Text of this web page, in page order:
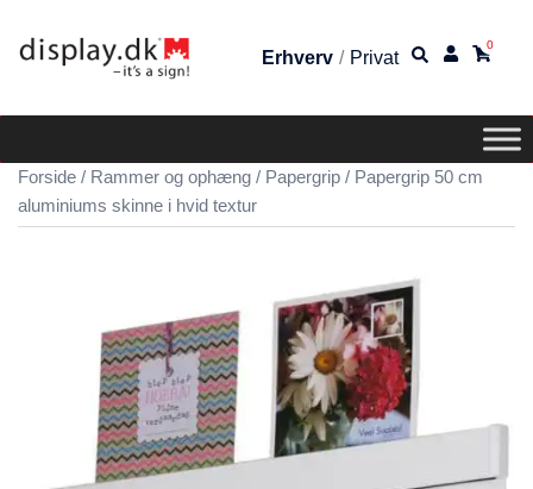
Erhverv / Privat
0
Forside / Rammer og ophæng / Papergrip / Papergrip 50 cm
aluminiums skinne i hvid textur